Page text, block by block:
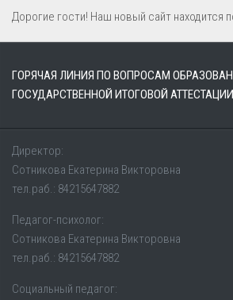
Дорогие гости! Наш новый сайт находится
ГОРЯЧАЯ ЛИНИЯ ПО ВОПРОСАМ
ГОСУДАРСТВЕННОЙ ИТОГОВОЙ АТТЕСТАЦИИ
Директор:
Сотникова Екатерина Викторовна
тел.раб.: 84215647882
Педагог-психолог:
Сотникова Екатерина Викторовна
тел.раб.: 84215647882
Социальный педагог: